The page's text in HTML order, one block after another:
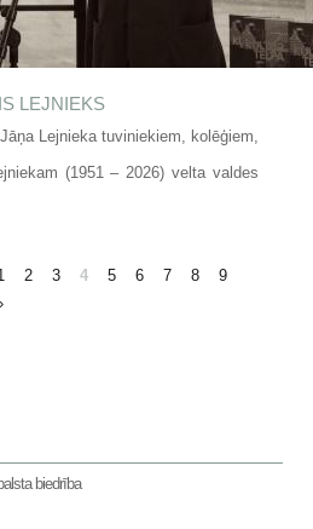
LEJNIEKS
Lejnieka tuviniekiem, kolēģiem,
(1951 – 2026) velta valdes
2 3 4 5 6 7 8
9
biedrība